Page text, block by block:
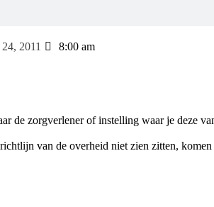
2011 8:00 am
de zorgverlener of instelling waar je deze
van de overheid niet zien zitten,